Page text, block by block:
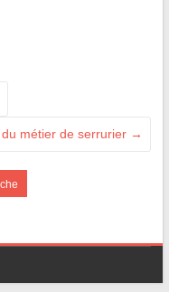
métier de serrurier →